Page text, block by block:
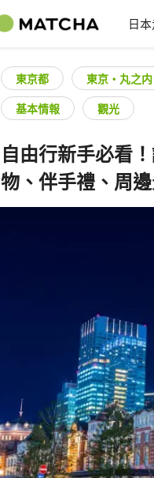
日
東京都 東京・丸之内
基本情報
觀光
自由行新手必看
物、伴手禮、周